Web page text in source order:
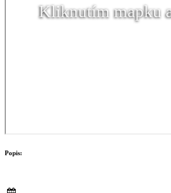
Kliknutím mapku
Popis: